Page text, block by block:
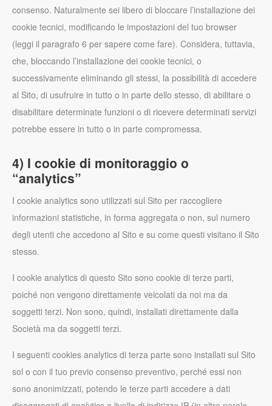
consenso. Naturalmente sei libero di bloccare l’installazione dei
cookie tecnici, modificando le impostazioni del tuo browser
(leggi il paragrafo 6 per sapere come fare). Considera, tuttavia,
che, bloccando l’installazione dei cookie tecnici, o
successivamente eliminando gli stessi, la possibilità di accedere
al Sito, di usufruire in tutto o in parte dello stesso, di abilitare o
disabilitare determinate funzioni o di ricevere determinati servizi
potrebbe essere in tutto o in parte compromessa.
4) I cookie di monitoraggio o
“analytics”
I cookie analytics sono utilizzati sul Sito per raccogliere
informazioni statistiche, in forma aggregata o non, sul numero
degli utenti che accedono al Sito e su come questi visitano il Sito
stesso.
I cookie analytics di questo Sito sono cookie di terze parti,
poiché non vengono direttamente veicolati da noi ma da
soggetti terzi. Non sono, quindi, installati direttamente dalla
Società ma da soggetti terzi.
I seguenti cookies analytics di terza parte sono installati sul Sito
sol o con il tuo previo consenso preventivo, perché essi non
sono anonimizzati, potendo le terze parti accedere a dati